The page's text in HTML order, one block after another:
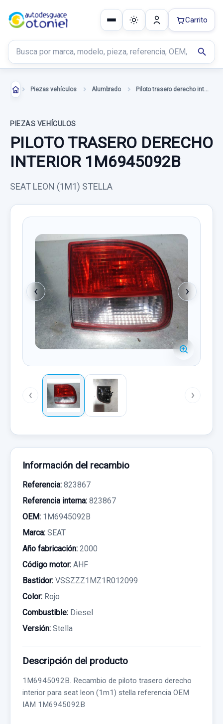
Buscar productos
search
Carrito
Piezas vehículos Alumbrado Piloto trasero derecho interior
PIEZAS VEHÍCULOS
PILOTO TRASERO DERECHO
INTERIOR 1M6945092B
SEAT LEON (1M1) STELLA
‹ ›
‹ ›
Información del recambio
Referencia: 823867
Referencia interna: 823867
OEM: 1M6945092B
Marca: SEAT
Año fabricación: 2000
Código motor: AHF
Bastidor: VSSZZZ1MZ1R012099
Color: Rojo
Combustible: Diesel
Versión: Stella
Descripción del producto
1M6945092B. Recambio de piloto trasero derecho
interior para seat leon (1m1) stella referencia OEM
IAM 1M6945092B